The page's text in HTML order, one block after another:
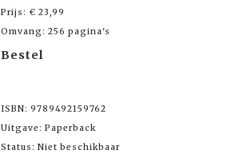
Prijs: € 23,99
Omvang: 256 pagina's
Bestel
ISBN: 9789492159762
Uitgave: Paperback
Status: Niet beschikbaar